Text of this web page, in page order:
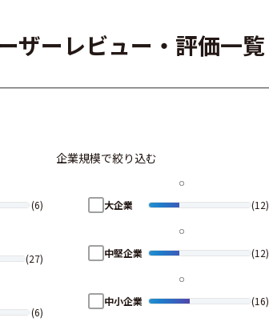
ザーレビュー・評価一覧
(6)
(27)
(6)
企業規模で絞り込む
大企業 (12)
中堅企業 (12)
中小企業 (16)